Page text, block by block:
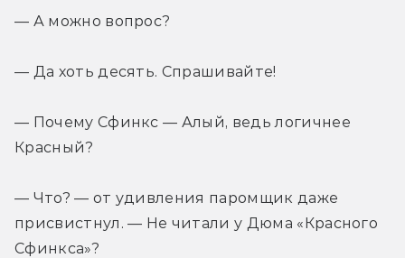
— А можно вопрос?
— Да хоть десять. Спрашивайте!
— Почему Сфинкс — Алый, ведь логичнее
Красный?
— Что? — от удивления паромщик даже
присвистнул. — Не читали у Дюма «Красного
Сфинкса»?